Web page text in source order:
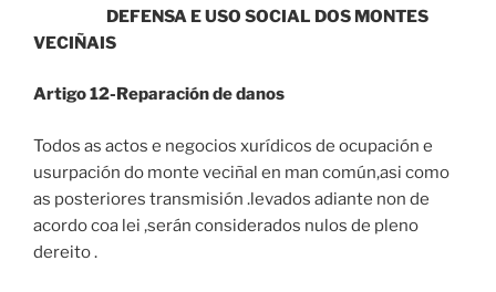
DEFENSA E USO SOCIAL DOS MONTES
VECIÑAIS
Artigo 12-Reparación de danos
Todos as actos e negocios xurídicos de ocupación e
usurpación do monte veciñal en man común,asi como
as posteriores transmisión .levados adiante non de
acordo coa lei ,serán considerados nulos de pleno
dereito .